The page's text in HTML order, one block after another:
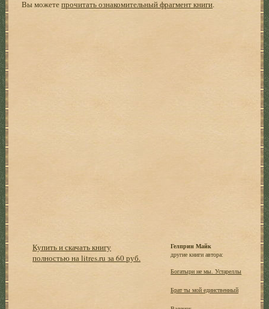
Вы можетепрочитать ознакомительный фрагмент книги.
Купить и скачать книгу
полностью на litres.ru за 60 руб.
Гелприн Майк
другие книги автора:
Богатыри не мы. Устареллы
Брат ты мой единственный